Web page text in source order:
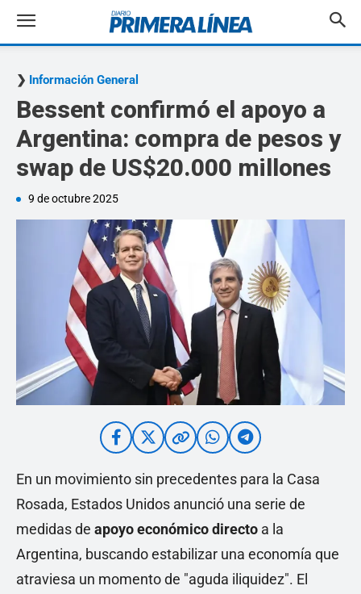
Información General
Bessent confirmó el apoyo a
Argentina: compra de pesos y
swap de US$20.000 millones
9 de octubre 2025
En un movimiento sin precedentes para la Casa
Rosada, Estados Unidos anunció una serie de
medidas de apoyo económico directo a la
Argentina, buscando estabilizar una economía que
atraviesa un momento de "aguda iliquidez". El